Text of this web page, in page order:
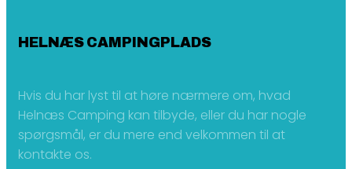
HELNÆS CAMPINGPLADS
Hvis du har lyst til at høre nærmere om, hvad
Helnæs Camping kan tilbyde, eller du har nogle
spørgsmål, er du mere end velkommen til at
kontakte os.